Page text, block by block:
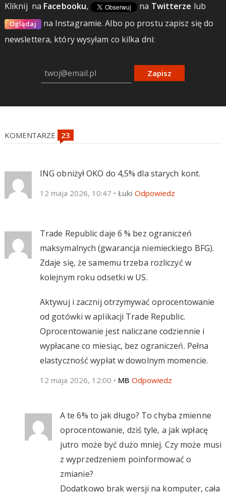
Kliknij na Facebooku, na Twitterze lub
Oglądaj na Instagramie.Albo po prostu zapisz się do
newslettera, który wysyłam co kilka dni:
Zapisz
KOMENTARZE
ING obniżył OKO do 4,5% dla starych kont.
12 maja 2026, 10:47 • Łuki Odpowiedz
Trade Republic daje 6 % bez ograniczeń
maksymalnych (gwarancja niemieckiego BFG).
Zdaje się, że samemu trzeba rozliczyć w
kolejnym roku odsetki w US.
Aktywuj i zacznij otrzymywać oprocentowanie
od gotówki w aplikacji Trade Republic.
Oprocentowanie jest naliczane codziennie i
wypłacane co miesiąc, bez ograniczeń. Pełna
elastyczność wypłat w dowolnym momencie.
12 maja 2026, 12:00 • MB Odpowiedz
A te 6% to jak długo? To chyba zmienne
oprocentowanie, dziś tyle, a jak wpłacę
jutro może być dużo mniej. Czy może musi
z wyprzedzeniem poinformować o
zmianie?
Dodatkowo brak wersji na komputer, cała